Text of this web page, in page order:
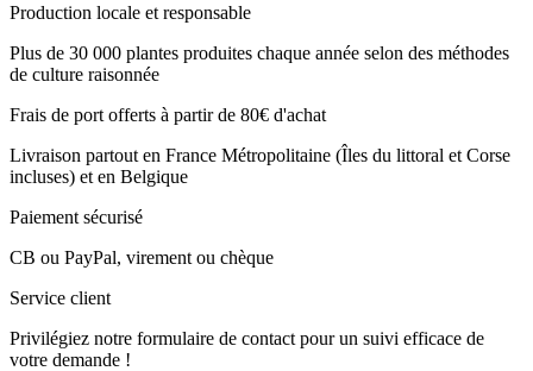
Production locale et responsable
Plus de 30 000 plantes produites chaque année selon des méthodes
de culture raisonnée
Frais de port offerts à partir de 80€ d'achat
Livraison partout en France Métropolitaine (Îles du littoral et Corse
incluses) et en Belgique
Paiement sécurisé
CB ou PayPal, virement ou chèque
Service client
Privilégiez notre formulaire de contact pour un suivi efficace de
votre demande !